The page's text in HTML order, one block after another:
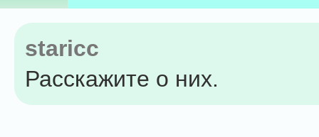
staricc
Расскажите о них.